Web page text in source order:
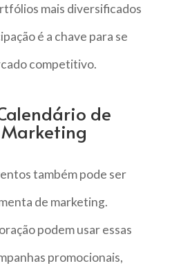
mais diversificados
é a chave para se
competitivo.
de
também pode ser
de marketing.
podem usar essas
promocionais,